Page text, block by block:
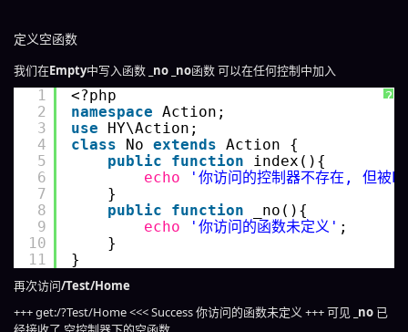
定义空函数
我们在Empty中写入函数 _no _no函数 可以在任何控制中加入
?
1
2
3
4
5
6
7
8
9
10
11
<?php
namespace Action;
use
HY\Action;
class
No extends Action {
public
function
index(){
echo
'你访问的控制器不存在, 但被
}
public
function
_no(){
echo
'你访问的函数未定义' ;
}
}
再次访问/Test/Home
+++ get:/?Test/Home <<< Success 你访问的函数未定义 +++ 可见
_no 已